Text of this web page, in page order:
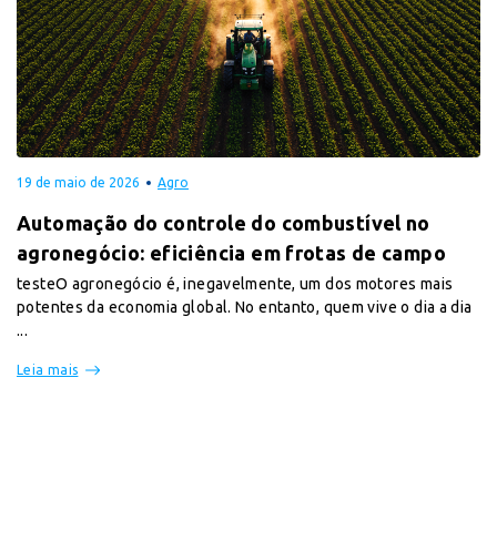
19 de maio de 2026 Agro
Automação do controle do combustível no
agronegócio: eficiência em frotas de campo
testeO agronegócio é, inegavelmente, um dos motores mais
potentes da economia global. No entanto, quem vive o dia a dia
...
Leia mais